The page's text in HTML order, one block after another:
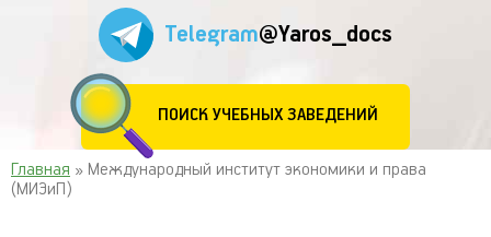
Telegram@Yaros_docs
ПОИСК УЧЕБНЫХ ЗАВЕДЕНИЙ
Главная » Международный институт экономики и права
(МИЭиП)